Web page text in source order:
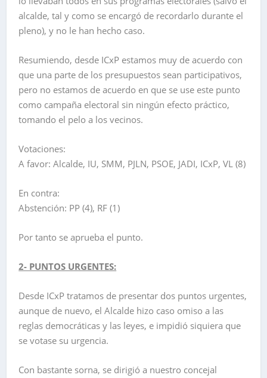
alcalde, tal y como se encargó de recordarlo durante el
pleno), y no le han hecho caso.
Resumiendo, desde ICxP estamos muy de acuerdo con
que una parte de los presupuestos sean participativos,
pero no estamos de acuerdo en que se use este punto
como campaña electoral sin ningún efecto práctico,
tomando el pelo a los vecinos.
Votaciones:
A favor: Alcalde, IU, SMM, PJLN, PSOE, JADI, ICxP, VL (8)
En contra:
Abstención: PP (4), RF (1)
Por tanto se aprueba el punto.
2- PUNTOS URGENTES:
Desde ICxP tratamos de presentar dos puntos urgentes,
aunque de nuevo, el Alcalde hizo caso omiso a las
reglas democráticas y las leyes, e impidió siquiera que
se votase su urgencia.
Con bastante sorna, se dirigió a nuestro concejal